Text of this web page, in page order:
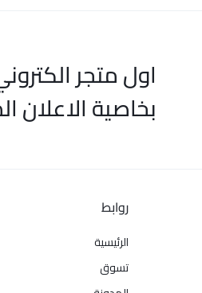
اول متجر
بخاصية الاعلان
روابط
الرئيسية
تسوق